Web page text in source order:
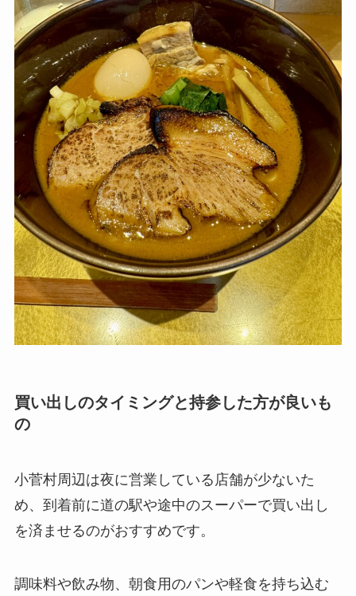
買い出しのタイミングと持参した方が良いも
の
小菅村周辺は夜に営業している店舗が少ないた
め、到着前に道の駅や途中のスーパーで買い出し
を済ませるのがおすすめです。
調味料や飲み物、朝食用のパンや軽食を持ち込む